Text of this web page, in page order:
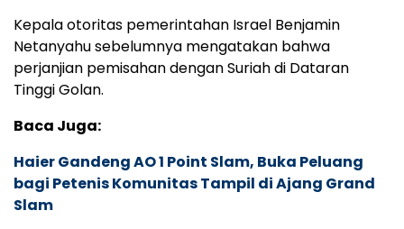
Kepala otoritas pemerintahan Israel Benjamin
Netanyahu sebelumnya mengatakan bahwa
perjanjian pemisahan dengan Suriah di Dataran
Tinggi Golan.
Baca Juga:
Haier Gandeng AO 1 Point Slam, Buka Peluang
bagi Petenis Komunitas Tampil di Ajang Grand
Slam